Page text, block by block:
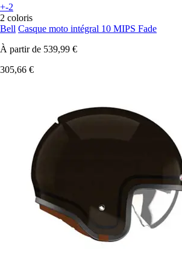
+-2
2 coloris
Bell Casque moto intégral 10 MIPS Fade
À partir de 539,99 €
305,66 €